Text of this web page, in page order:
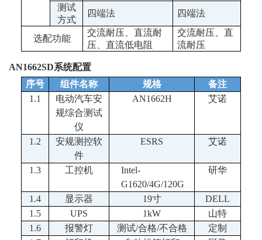
测试
方式
四端法 四端法
选配功能
交流耐压、直流耐
压、直流低电阻
交流耐压、直
流耐压
AN1662SD系统配置
序号
组件名称 规格
备注
1.1
电动汽车安
规综合测试
仪
AN1662H 艾诺
1.2
安规测控软
件
ESRS 艾诺
1.3 工控机
Intel-
G1620/4G/120G
研华
1.4 显示器 19寸
DELL
1.5
UPS 1kW
山特
1.6
报警灯 测试/合格/不合格
定制